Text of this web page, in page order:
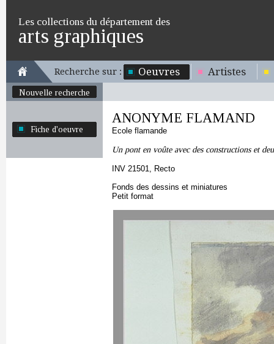
Les collections du département des
arts graphiques
Recherche sur : Oeuvres Artistes
Nouvelle recherche
Fiche d'oeuvre
ANONYME FLAMAND
Ecole flamande
Un pont en voûte avec des constructions et
INV 21501, Recto
Fonds des dessins et miniatures
Petit format